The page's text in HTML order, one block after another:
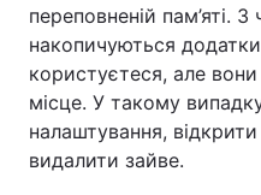
переповненій пам’яті.
накопичуються
користуєтеся, але
місце. У такому
налаштування, відкрити
видалити зайве.